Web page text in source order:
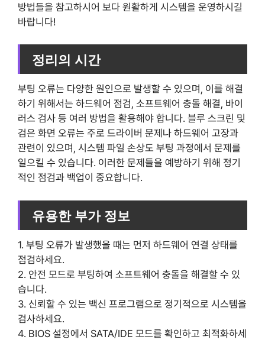
방법들을 참고하시어 보다 원활하게 시스템을 운영하시길
바랍니다!
정리의 시간
부팅 오류는 다양한 원인으로 발생할 수 있으며, 이를 해결
하기 위해서는 하드웨어 점검, 소프트웨어 충돌 해결, 바이
러스 검사 등 여러 방법을 활용해야 합니다. 블루 스크린 및
검은 화면 오류는 주로 드라이버 문제나 하드웨어 고장과
관련이 있으며, 시스템 파일 손상도 부팅 과정에서 문제를
일으킬 수 있습니다. 이러한 문제들을 예방하기 위해 정기
적인 점검과 백업이 중요합니다.
유용한 부가 정보
1. 부팅 오류가 발생했을 때는 먼저 하드웨어 연결 상태를
점검하세요.
2. 안전 모드로 부팅하여 소프트웨어 충돌을 해결할 수 있
습니다.
3. 신뢰할 수 있는 백신 프로그램으로 정기적으로 시스템을
검사하세요.
4. BIOS 설정에서 SATA/IDE 모드를 확인하고 최적화하세